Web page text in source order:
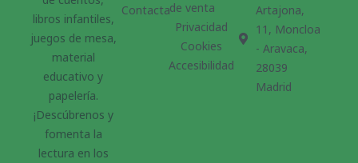
libros infantiles,
juegos de mesa,
material
educativo y
papelería.
¡Descúbrenos y
fomenta la
lectura en los
Contactade venta
Privacidad
Cookies
Accesibilidad
Artajona,
11, Moncloa
- Aravaca,
28039
Madrid